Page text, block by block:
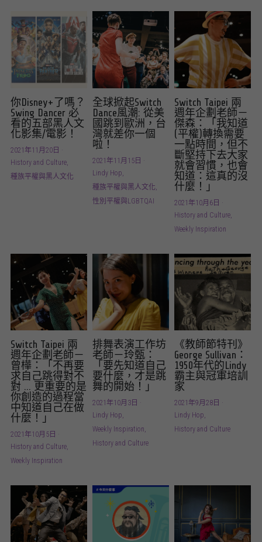
你Disney+了嗎？
Swing Dancer 必
看的五部黑人文
化影集/電影！
2021年11月20日 ·
History and Culture,
種族平權與黑人文化
全球掀起Switch
Dance風潮: 從美
國跳到歐洲，台
灣就差你一個
啦！
2021年11月15日 ·
Lindy Hop,
種族平權與黑人文化,
性別平權與LGBTQAI
Switch Taipei 兩
週年企劃老師－
傑森：「我知道
(平權)轉換需要
一點時間，但不
斷堅持下去大家
就會習慣，也會
知道：這真的沒
什麼！」
2021年10月6日 ·
History and Culture,
Weekly Inspiration
Switch Taipei 兩
週年企劃老師－
曾樺：「不再要
求自己跳得對不
對 ... 更重要的是
你創造的過程當
中知道自己在做
什麼！」
2021年10月5日 ·
History and Culture,
Weekly Inspiration
排舞表演工作坊
老師－玲甄：
「要先知道自己
要什麼，才是跳
舞的開始！」
2021年10月3日 ·
Lindy Hop,
Weekly Inspiration,
History and Culture
《教師節特刊》
George Sullivan：
1950年代的Lindy
霸主與冠軍培訓
家
2021年9月28日 ·
Lindy Hop,
History and Culture